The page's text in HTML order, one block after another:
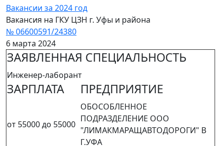
Вакансии за 2024 год
Вакансия на ГКУ ЦЗН г. Уфы и района
№ 06600591/24380
6 марта 2024
ЗАЯВЛЕННАЯ СПЕЦИАЛЬНОСТЬ
Инженер-лаборант
ЗАРПЛАТА ПРЕДПРИЯТИЕ
от 55000 до 55000
ОБОСОБЛЕННОЕ
ПОДРАЗДЕЛЕНИЕ ООО
"ЛИМАКМАРАЩАВТОДОРОГИ" В
Г.УФА